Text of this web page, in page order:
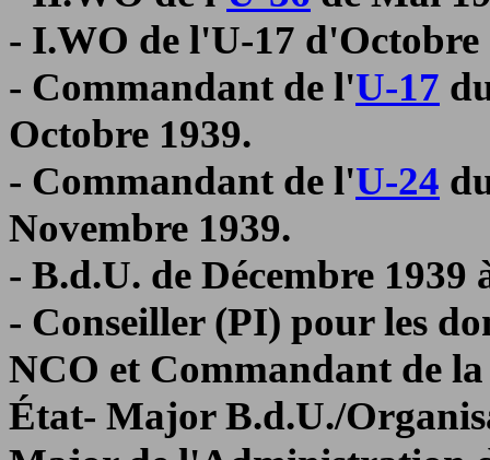
- I.WO de l'U-17 d'Octobre
- Commandant de l'U-17
Octobre 1939.
- Commandant de l'U-24
Novembre 1939.
- B.d.U. de Décembre 1939
- Conseiller (PI) pour les
NCO et Commandant de
État- Major B.d.U./